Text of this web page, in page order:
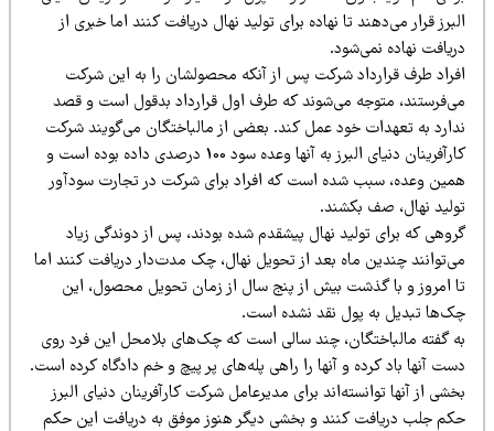
قرار می‌دهند تا نهاده برای تولید نهال دریافت کنند اما خبری از
نهاده نمی‌شود.
طرف قرارداد شرکت پس از آنکه محصولشان را به این شرکت
می‌فرستند، متوجه می‎‌شوند که طرف اول قرارداد بدقول است و قصد
به تعهدات خود عمل کند. بعضی از مالباختگان می‌گویند شرکت
کارآفرینان دنیای البرز به آنها وعده سود 100 درصدی داده بوده است و
وعده، سبب شده است که افراد برای شرکت در تجارت سودآور
نهال، صف بکشند.
که برای تولید نهال پیشقدم شده بودند، پس از دوندگی زیاد
چندین ماه بعد از تحویل نهال، چک مدت‌دار دریافت کنند اما
امروز و با گذشت بیش از پنج سال از زمان تحویل محصول، این
تبدیل به پول نقد نشده است.
گفته مالباختگان، چند سالی است که چک‌های بلامحل این فرد روی
آنها باد کرده و آنها را راهی پله‌های پر پیچ و خم دادگاه کرده است.
از آنها توانسته‌اند برای مدیرعامل شرکت کارآفرینان دنیای البرز
جلب دریافت کنند و بخشی دیگر هنوز موفق به دریافت این حکم